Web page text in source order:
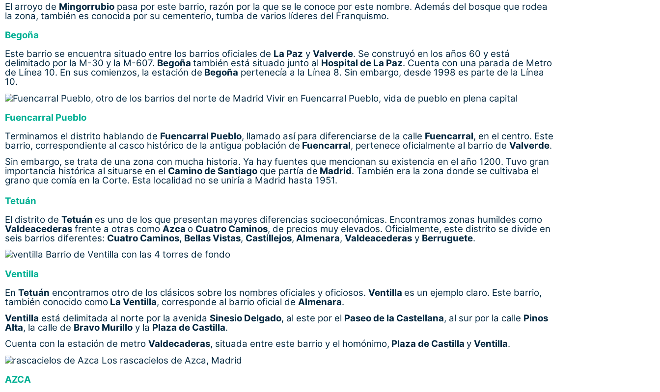
El arroyo de Mingorrubio pasa por este barrio, razón por la que se le conoce por este nombre. Además del bosque que rodea
la zona, también es conocida por su cementerio, tumba de varios líderes del Franquismo.
Begoña
Este barrio se encuentra situado entre los barrios oficiales de La Paz y Valverde. Se construyó en los años 60 y está
delimitado por la M-30 y la M-607. Begoña también está situado junto al Hospital de La Paz. Cuenta con una parada de Metro
de Línea 10. En sus comienzos, la estación de Begoña pertenecía a la Línea 8. Sin embargo, desde 1998 es parte de la Línea
10.
Vivir en Fuencarral Pueblo, vida de pueblo en plena capital
Fuencarral Pueblo
Terminamos el distrito hablando de Fuencarral Pueblo, llamado así para diferenciarse de la calle Fuencarral, en el centro. Este
barrio, correspondiente al casco histórico de la antigua población de Fuencarral, pertenece oficialmente al barrio de Valverde.
Sin embargo, se trata de una zona con mucha historia. Ya hay fuentes que mencionan su existencia en el año 1200. Tuvo gran
importancia histórica al situarse en el Camino de Santiago que partía de Madrid. También era la zona donde se cultivaba el
grano que comía en la Corte. Esta localidad no se uniría a Madrid hasta 1951.
Tetuán
El distrito de Tetuán es uno de los que presentan mayores diferencias socioeconómicas. Encontramos zonas humildes como
Valdeacederas frente a otras como Azca o Cuatro Caminos, de precios muy elevados. Oficialmente, este distrito se divide en
seis barrios diferentes: Cuatro Caminos, Bellas Vistas, Castillejos, Almenara, Valdeacederas y Berruguete.
Barrio de Ventilla con las 4 torres de fondo
Ventilla
En Tetuán encontramos otro de los clásicos sobre los nombres oficiales y oficiosos. Ventilla es un ejemplo claro. Este barrio,
también conocido como La Ventilla, corresponde al barrio oficial de Almenara.
Ventilla está delimitada al norte por la avenida Sinesio Delgado, al este por el Paseo de la Castellana, al sur por la calle Pinos
Alta, la calle de Bravo Murillo y la Plaza de Castilla.
Cuenta con la estación de metro Valdecaderas, situada entre este barrio y el homónimo, Plaza de Castilla y Ventilla.
Los rascacielos de Azca, Madrid
AZCA